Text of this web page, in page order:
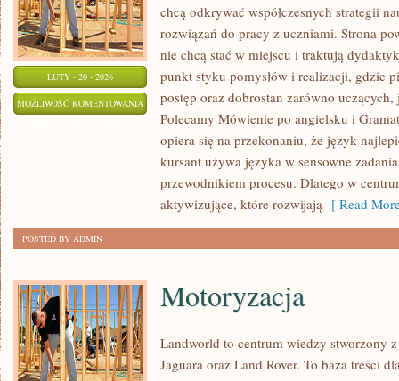
LUTY - 20 - 2026
MOŻLIWOŚĆ KOMENTOWANIA SŁOWNICTWO
WYRAŻENIA
chcą odkrywać współczesnych strategii
rozwiązań do pracy z uczniami. Strona
nie chcą stać w miejscu i traktują
punkt styku pomysłów i realizacji, gdzie
postęp oraz dobrostan zarówno
Polecamy Mówienie po angielsku i
opiera się na przekonaniu, że język
kursant używa języka w sensowne
przewodnikiem procesu. Dlatego w
aktywizujące, które rozwijają [ Read
POSTED BY ADMIN
Motoryzacja
Landworld to centrum wiedzy stworzony
Jaguara oraz Land Rover. To baza treści